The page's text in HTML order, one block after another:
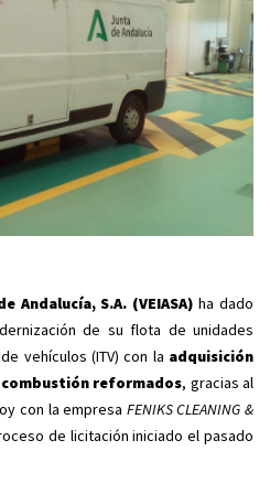
Andalucía, S.A. (VEIASA) ha dado
de su flota de unidades
vehículos (ITV) con la adquisición
reformados, gracias al
con la empresa FENIKS CLEANING &
de licitación iniciado el pasado